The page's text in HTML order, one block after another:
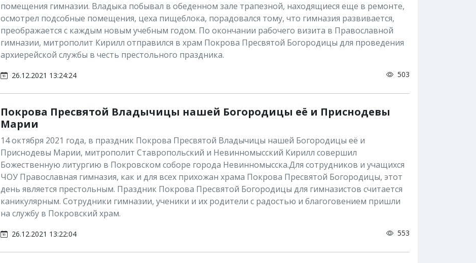
помещения гимназии. Владыка побывал в обеденном зале трапезной, находящиеся еще в ремонте,
осмотрел подсобные помещения, цеха пищеблока, порадовался тому, что гимназия развивается,
преображается с каждым новым учебным годом. По окончании рабочего визита в Православной
гимназии, митрополит Кирилл отправился в храм Покрова Пресвятой Богородицы для проведения
архиерейской службы в честь престольного праздника.
26.12.2021 13:24:24 503
Покрова Пресвятой Владычицы нашей Богородицы её и Приснодевы
Марии
14 октября 2021 года, в праздник Покрова Пресвятой Владычицы нашей Богородицы её и
Приснодевы Марии, митрополит Ставропольский и Невинномысский Кирилл совершил
Божественную литургию в Покровском соборе города Невинномысска.Для сотрудников и учащихся
ЧОУ Православная гимназия, как и для всех прихожан храма Покрова Пресвятой Богородицы, этот
день является престольным. Праздник Покрова Пресвятой Богородицы для гимназистов считается
каникулярным. Сотрудники гимназии, ученики и их родители с радостью и благоговением пришли
на службу в Покровский храм.
26.12.2021 13:22:04 553